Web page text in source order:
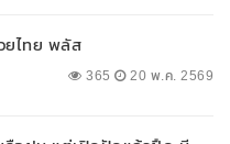
ยไทย พลัส
365 20 พ.ค. 2569